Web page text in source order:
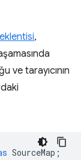
,
ve tarayıcının
SourceMap ;